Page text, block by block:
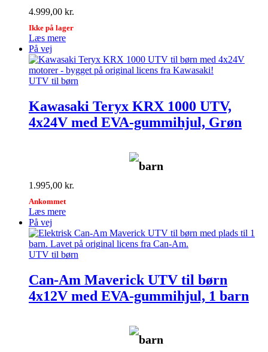
4.999,00 kr.
Ikke på lager
Læs mere
På vej
UTV til børn
Kawasaki Teryx KRX 1000 UTV,
4x24V med EVA-gummihjul, Grøn
barn
1.995,00 kr.
Ankommet
Læs mere
På vej
UTV til børn
Can-Am Maverick UTV til børn
4x12V med EVA-gummihjul, 1 barn
barn